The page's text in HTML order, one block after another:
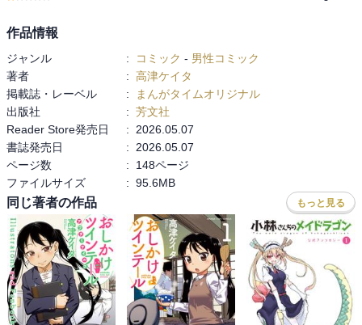
作品情報
ジャンル : コミック - 男性コミック
著者
: 高津ケイタ
掲載誌・レーベル
:
まんがタイムオリジナル
出版社
: 芳文社
Reader Store発売日
:
2026.05.07
書誌発売日
:
2026.05.07
ページ数
:
148ページ
ファイルサイズ
: 95.6MB
同じ著者の作品 もっと見る